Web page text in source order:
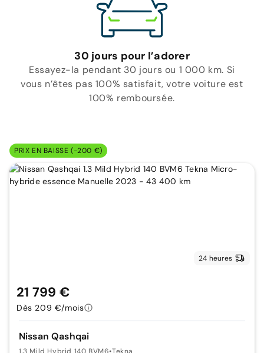
30 jours pour l’adorer
Essayez-la pendant 30 jours ou 1 000 km. Si
vous n’êtes pas 100% satisfait, votre voiture est
100% remboursée.
PRIX EN BAISSE (-200 €)
24 heures
Nissan Qashqai
1.3 Mild Hybrid 140 BVM6•Tekna
21 799 €
Dès 209 €/mois